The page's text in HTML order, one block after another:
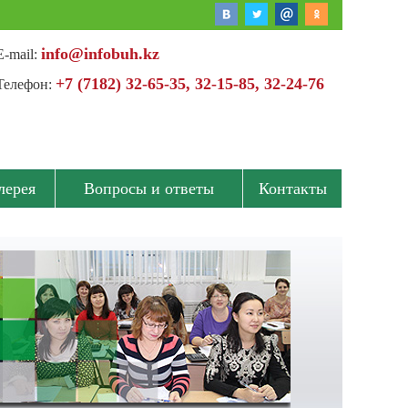
mail: info@infobuh.kz
+7 (7182) 32-65-35, 32-15-85, 32-24-76
Вопросы и ответы Контакты
Спасибо, что всегда приглашаете нас на семинары
по налогообложению, за высокий
профессионализм...